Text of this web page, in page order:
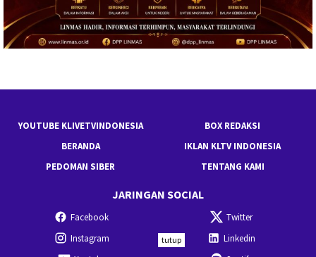
YOUTUBE KLIVETVINDONESIA
BOX REDAKSI
BERANDA
IKLAN KLTV INDONESIA
PEDOMAN SIBER
TENTANG KAMI
JARINGAN SOCIAL
Facebook
Twitter
Instagram
Linkedin
tutup